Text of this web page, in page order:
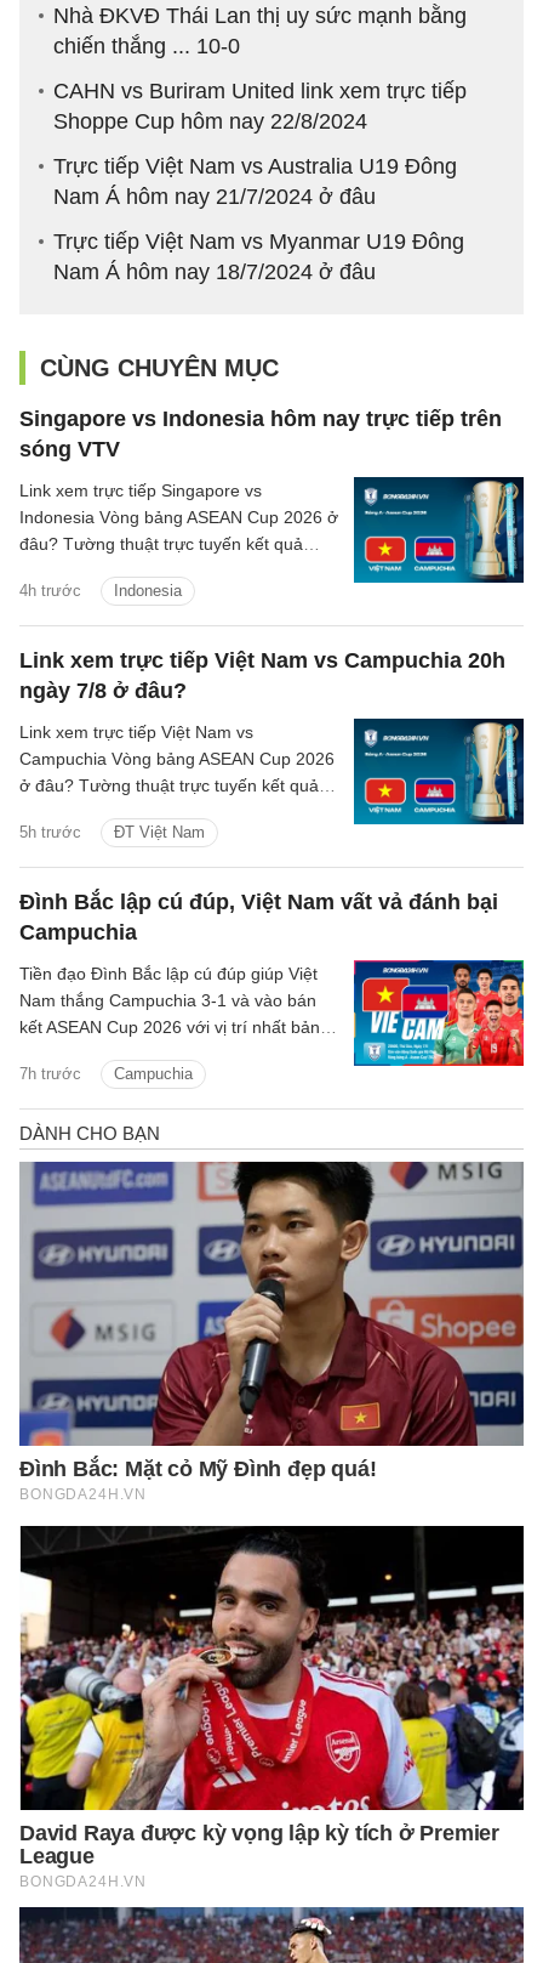
Nhà ĐKVĐ Thái Lan thị uy sức mạnh bằng
chiến thắng ... 10-0
CAHN vs Buriram United link xem trực tiếp
Shoppe Cup hôm nay 22/8/2024
Trực tiếp Việt Nam vs Australia U19 Đông
Nam Á hôm nay 21/7/2024 ở đâu
Trực tiếp Việt Nam vs Myanmar U19 Đông
Nam Á hôm nay 18/7/2024 ở đâu
CÙNG CHUYÊN MỤC
Singapore vs Indonesia hôm nay trực tiếp trên
sóng VTV
4h trước Indonesia
Link xem trực tiếp Singapore vs
Indonesia Vòng bảng ASEAN Cup 2026 ở
đâu? Tường thuật trực tuyến kết quả
kênh phát sóng nào?
Link xem trực tiếp Việt Nam vs Campuchia 20h
ngày 7/8 ở đâu?
5h trước ĐT Việt Nam
Link xem trực tiếp Việt Nam vs
Campuchia Vòng bảng ASEAN Cup 2026
ở đâu? Tường thuật trực tuyến kết quả
kênh phát sóng nào?
Đình Bắc lập cú đúp, Việt Nam vất vả đánh bại
Campuchia
7h trước Campuchia
Tiền đạo Đình Bắc lập cú đúp giúp Việt
Nam thắng Campuchia 3-1 và vào bán
kết ASEAN Cup 2026 với vị trí nhất bảng